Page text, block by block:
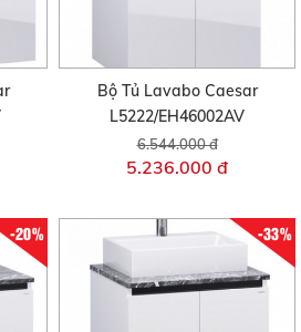
Bộ Tủ Lavabo Caesar
L5222/EH46002AV
6.544.000 đ
5.236.000 đ
-20% -33%